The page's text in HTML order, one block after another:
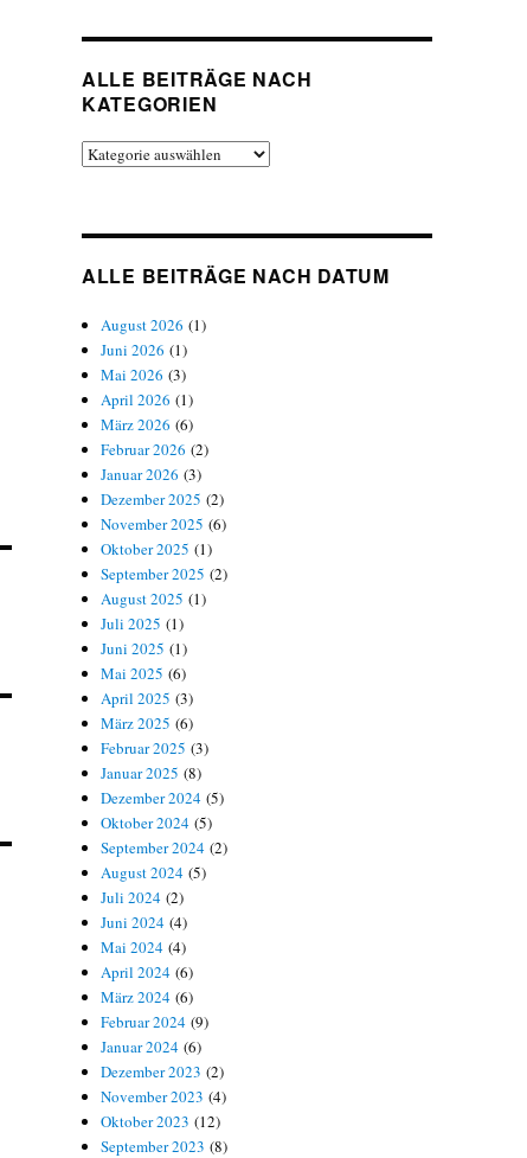
ALLE BEITRÄGE NACH
KATEGORIEN
Alle
ALLE BEITRÄGE NACH DATUM
August 2026 (1)
Juni 2026 (1)
Mai 2026 (3)
April 2026 (1)
März 2026 (6)
Februar 2026 (2)
Januar 2026 (3)
Dezember 2025 (2)
November 2025 (6)
Oktober 2025 (1)
September 2025 (2)
August 2025 (1)
Juli 2025 (1)
Juni 2025 (1)
Mai 2025 (6)
April 2025 (3)
März 2025 (6)
Februar 2025 (3)
Januar 2025 (8)
Dezember 2024 (5)
Oktober 2024 (5)
September 2024 (2)
August 2024 (5)
Juli 2024 (2)
Juni 2024 (4)
Mai 2024 (4)
April 2024 (6)
März 2024 (6)
Februar 2024 (9)
Januar 2024 (6)
Dezember 2023 (2)
November 2023 (4)
Oktober 2023 (12)
September 2023 (8)